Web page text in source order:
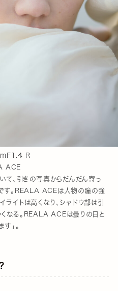
R
ACE
いて、引きの写真からだんだん寄っ
す。REALA ACEは人物の瞳の強
ライトは高くなり、シャドウ部は引
なる。REALA ACEは曇りの日と
」。